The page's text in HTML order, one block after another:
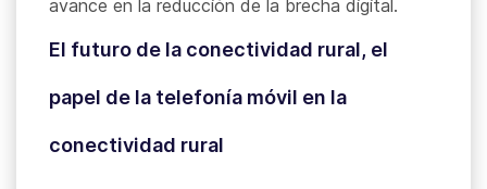
avance en la reducción de la brecha digital.
El futuro de la conectividad rural, el
papel de la telefonía móvil en la
conectividad rural